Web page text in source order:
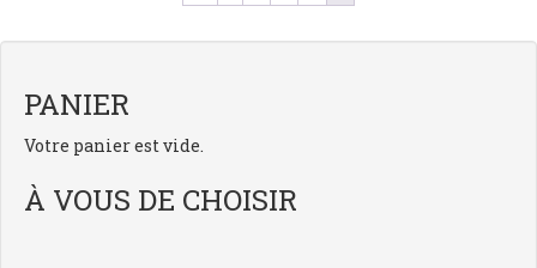
PANIER
Votre panier est vide.
À VOUS DE CHOISIR